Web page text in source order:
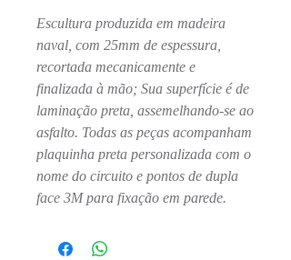
Escultura produzida em madeira
naval, com 25mm de espessura,
recortada mecanicamente e
finalizada à mão; Sua superfície é de
laminação preta, assemelhando-se ao
asfalto. Todas as peças acompanham
plaquinha preta personalizada com o
nome do circuito e pontos de dupla
face 3M para fixação em parede.